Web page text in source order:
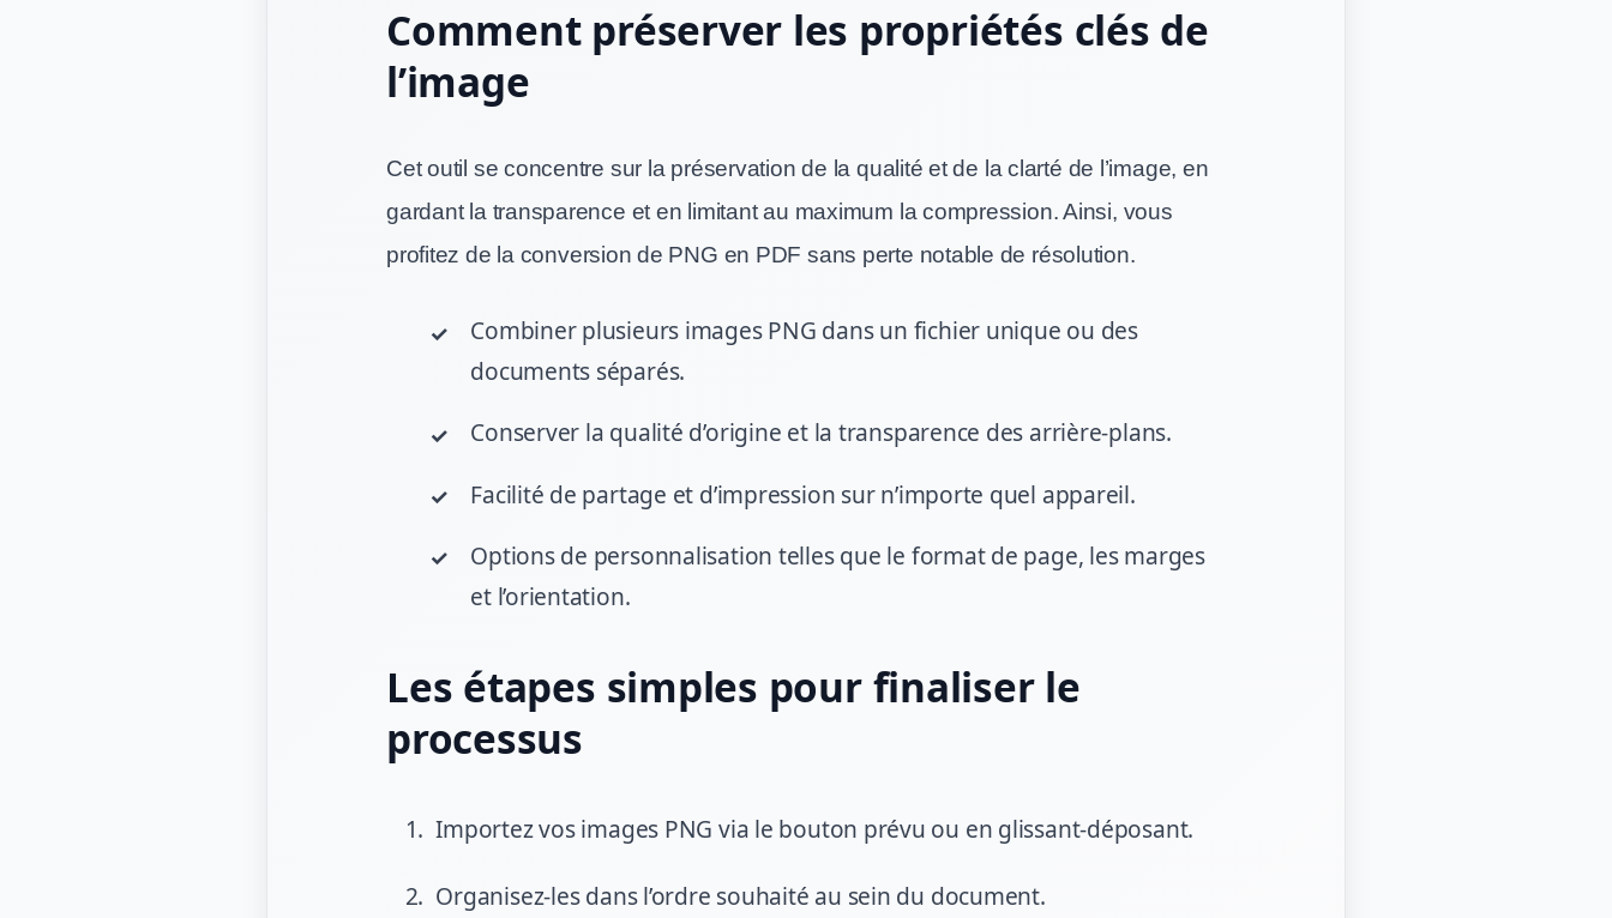
Comment préserver les propriétés clés de
l’image
Cet outil se concentre sur la préservation de la qualité et de la clarté de l’image, en
gardant la transparence et en limitant au maximum la compression. Ainsi, vous
profitez de la conversion de PNG en PDF sans perte notable de résolution.
Combiner plusieurs images PNG dans un fichier unique ou des
documents séparés.
Conserver la qualité d’origine et la transparence des arrière-plans.
Facilité de partage et d’impression sur n’importe quel appareil.
Options de personnalisation telles que le format de page, les marges
et l’orientation.
Les étapes simples pour finaliser le
processus
Importez vos images PNG via le bouton prévu ou en glissant-déposant.
Organisez-les dans l’ordre souhaité au sein du document.